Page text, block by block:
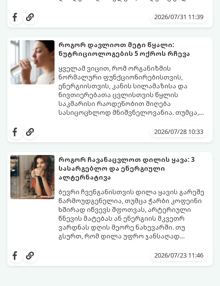
ცვლილებები ამ მომენტამდე ბევრად ადრე
საშუალოდ 40-დან 50 წლამდე ასაკში იწყება
და შესაძლოა 4-დან 8 წლამდე
გაგრძელდეს).
იმისათვის, რომ ეს პერიოდი შფოთვის
გარეშე გაიაროთ, მნიშვნელოვანია
იცოდეთ, რა სიგნალებს გზავნის ორგანიზმი
და როგორ შეიმსუბუქოთ მდგომარეობა
მეან-გინეკოლოგებისა და
ნუტრიციოლოგების რეკომენდაციებით.
2026/07/31 11:39
როგორ დავლიოთ მეტი წყალი:
ნუტრიციოლოგების 5 ოქროს რჩევა
ყველამ ვიცით, რომ ორგანიზმის
ნორმალური ფუნქციონირებისთვის,
ენერგიისთვის, კანის სილამაზისა და
ნივთიერებათა ცვლისთვის წყლის
საკმარისი რაოდენობით მიღება
სასიცოცხლოდ მნიშვნელოვანია. თუმცა,
უბრალოდ ჩვევის არქონის გამო, დღის
გამოწვევად რჩება.
დალევა ან მისი გემო მოსაწყენი
დაგეხმარებათ, წყლის სმა
ყოველდღიურ, სასიამოვნო ჩვევად
აქციოთ.
2026/07/28 10:33
როგორ ჩავანაცვლოთ დილის ყავა: 3
სასარგებლო და ენერგიული
ალტერნატივა
ბევრი ჩვენგანისთვის დილა ყავის გარეშე
წარმოუდგენელია, თუმცა ჭარბი კოფეინი
ხშირად იწვევს შფოთვას, არტერიული
წნევის მატებას ან ენერგიის მკვეთრ
ვარდნას დღის მეორე ნახევარში. თუ
გსურთ, რომ დილა უფრო ჯანსაღად
შეინარჩუნოთ, ექსპერტები ყავის სამ
თქვენთვის სასურველი სასმელი:2026/07/23 11:46